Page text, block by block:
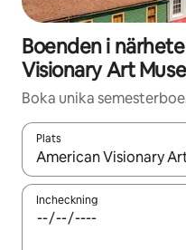
Boenden i
Visionary Art
Boka unika
Plats
När resultaten är
Incheckning